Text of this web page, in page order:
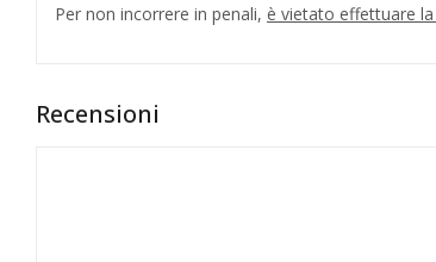
Per non incorrere in penali, è vietato effettuare la
Recensioni